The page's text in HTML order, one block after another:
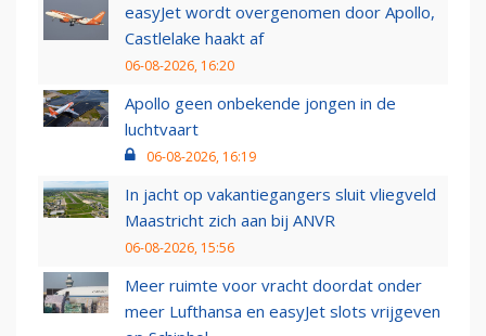
easyJet wordt overgenomen door Apollo,
Castlelake haakt af
06-08-2026, 16:20
Apollo geen onbekende jongen in de
luchtvaart
06-08-2026, 16:19
In jacht op vakantiegangers sluit vliegveld
Maastricht zich aan bij ANVR
06-08-2026, 15:56
Meer ruimte voor vracht doordat onder
meer Lufthansa en easyJet slots vrijgeven